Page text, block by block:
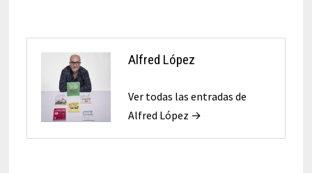
Alfred López
Ver todas las entradas de
Alfred López →